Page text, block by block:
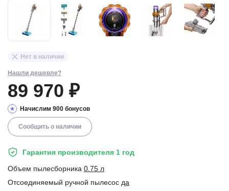
Гарантия производителя 1 год
Объем пылесборника 0.75 л
Отсоединяемый ручной пылесос да
Нет в наличии
Нашли дешевле?
89 970 ₽
Начислим 900 бонусов
Сообщить о наличии